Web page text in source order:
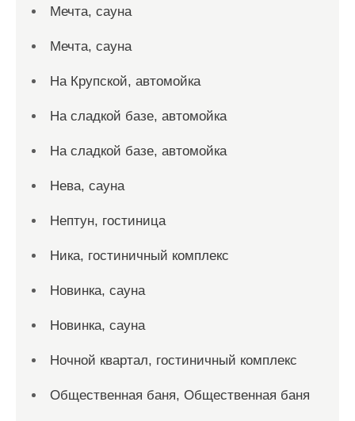
Мечта, сауна
Мечта, сауна
На Крупской, автомойка
На сладкой базе, автомойка
На сладкой базе, автомойка
Нева, сауна
Нептун, гостиница
Ника, гостиничный комплекс
Новинка, сауна
Новинка, сауна
Ночной квартал, гостиничный комплекс
Общественная баня, Общественная баня